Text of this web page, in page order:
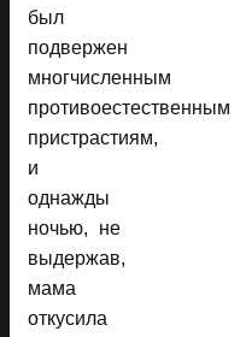
был
подвержен
многчисленным
противоестественным
пристрастиям,
и
однажды
ночью, не
выдержав,
мама
откусила